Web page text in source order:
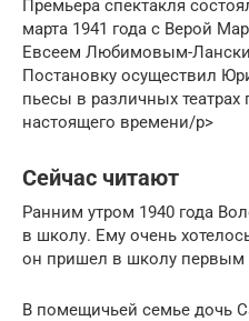
Премьера спектакля
марта 1941 года с Верой
Евсеем Любимовым-
Постановку осуществил
пьесы в различных
настоящего времени/p>
Сейчас читают
Ранним утром 1940 года
в школу. Ему очень
он пришел в школу первым
В помещичьей семье дочь